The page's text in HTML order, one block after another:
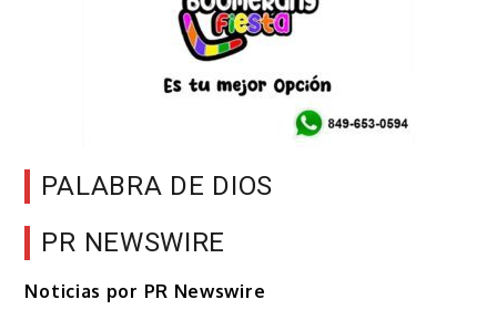
PALABRA DE DIOS
PR NEWSWIRE
Noticias por PR Newswire